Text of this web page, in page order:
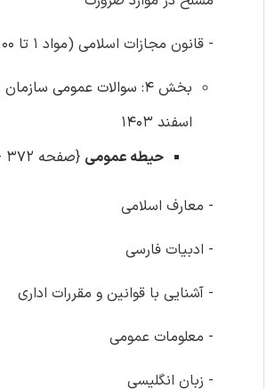
- قانون مجازات اسلامی (مواد 1 تا 100)
اسفند 1403
حیطه عمومی {صفحه 372 - 84 سوال}
- معارف اسلامی
- ادبیات فارسی
- آشنایی با قوانین و مقررات اداری
- معلومات عمومی
- زبان انگلیسی